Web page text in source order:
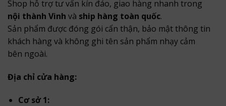
Shop hỗ trợ tư vấn kín đáo, giao hàng nhanh trong
nội thành Vinh và ship hàng toàn quốc.
Sản phẩm được đóng gói cẩn thận, bảo mật thông tin
khách hàng và không ghi tên sản phẩm nhạy cảm
bên ngoài.
Địa chỉ cửa hàng:
Cơ sở 1: